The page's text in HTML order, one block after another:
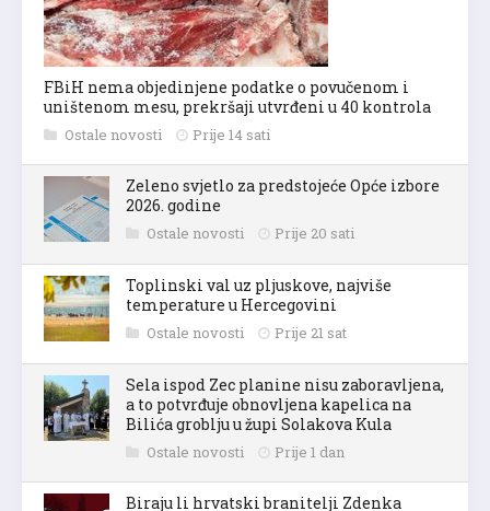
FBiH nema objedinjene podatke o povučenom i
uništenom mesu, prekršaji utvrđeni u 40 kontrola
Ostale novosti Prije 14 sati
Zeleno svjetlo za predstojeće Opće izbore
2026. godine
Ostale novosti Prije 20 sati
Toplinski val uz pljuskove, najviše
temperature u Hercegovini
Ostale novosti Prije 21 sat
Sela ispod Zec planine nisu zaboravljena,
a to potvrđuje obnovljena kapelica na
Bilića groblju u župi Solakova Kula
Ostale novosti Prije 1 dan
Biraju li hrvatski branitelji Zdenka